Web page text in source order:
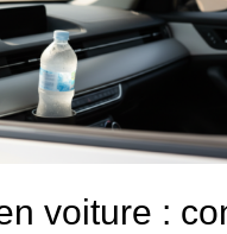
voiture :